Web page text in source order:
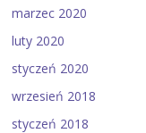
marzec 2020
luty 2020
styczeń 2020
wrzesień 2018
styczeń 2018